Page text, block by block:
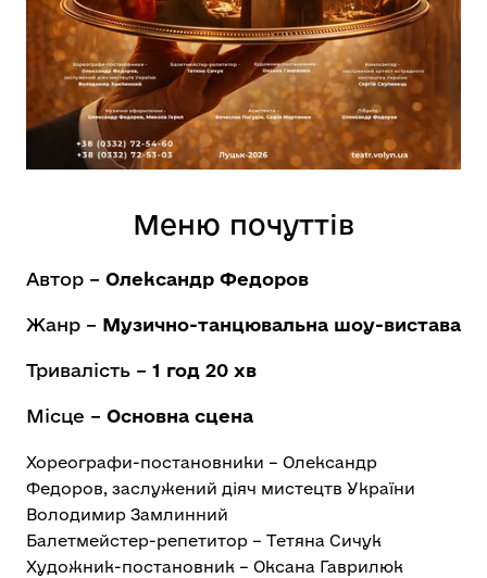
Меню почуттів
Автор – Олександр Федоров
Жанр – Музично-танцювальна шоу-вистава
Тривалість – 1 год 20 хв
Місце – Основна сцена
Хореографи-постановники – Олександр
Федоров, заслужений діяч мистецтв України
Володимир Замлинний
Балетмейстер-репетитор – Тетяна Сичук
Художник-постановник – Оксана Гаврилюк